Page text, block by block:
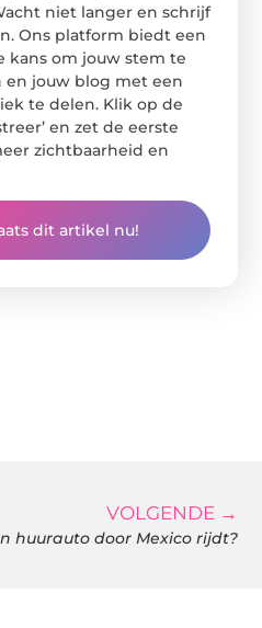
niet langer en schrijf
Ons platform biedt een
kans om jouw stem te
en jouw blog met een
te delen. Klik op de
en zet de eerste
zichtbaarheid en
dit artikel nu!
VOLGENDE →
huurauto door Mexico rijdt?